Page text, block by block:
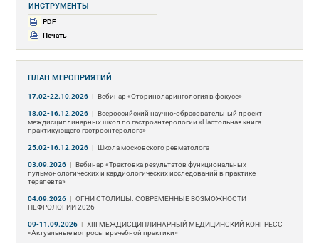
ИНСТРУМЕНТЫ
PDF
Печать
ПЛАН МЕРОПРИЯТИЙ
17.02-22.10.2026 | Вебинар «Оториноларингология в фокусе»
18.02-16.12.2026 | Всероссийский научно-образовательный проект
междисциплинарных школ по гастроэнтерологии «Настольная книга
практикующего гастроэнтеролога»
25.02-16.12.2026 | Школа московского ревматолога
03.09.2026 | Вебинар «Трактовка результатов функциональных
пульмонологических и кардиологических исследований в практике
терапевта»
04.09.2026 | ОГНИ СТОЛИЦЫ. СОВРЕМЕННЫЕ ВОЗМОЖНОСТИ
НЕФРОЛОГИИ 2026
09-11.09.2026 | ХIII МЕЖДИСЦИПЛИНАРНЫЙ МЕДИЦИНСКИЙ КОНГРЕСС
«Актуальные вопросы врачебной практики»